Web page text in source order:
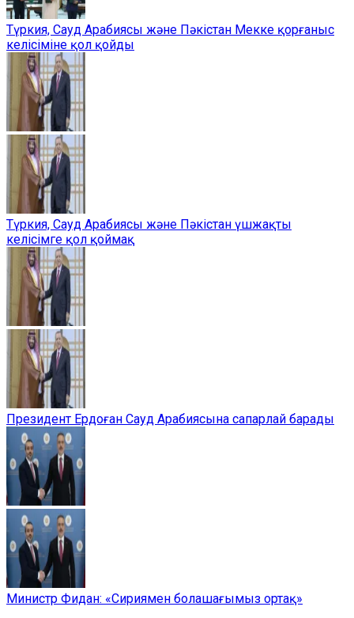
Түркия, Сауд Арабиясы және Пәкістан Мекке қорғаныс
келісіміне қол қойды
Түркия, Сауд Арабиясы және Пәкістан үшжақты
келісімге қол қоймақ
Президент Ердоған Сауд Арабиясына сапарлай барады
Министр Фидан: «Сириямен болашағымыз ортақ»